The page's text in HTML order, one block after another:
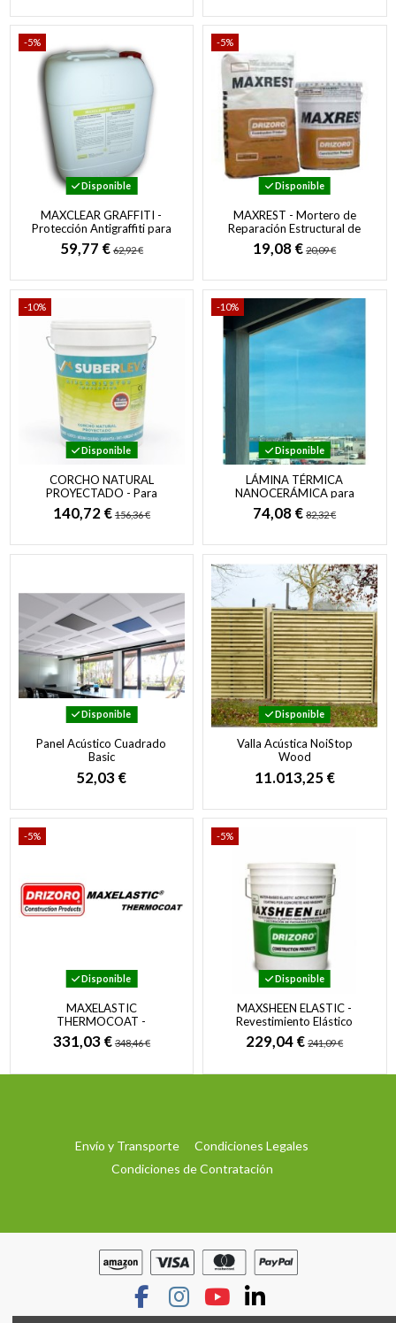
-5%
Disponible
MAXCLEAR GRAFFITI -
Protección Antigraffiti para
Fachadas
59,77 € 62,92 €
-5%
Disponible
MAXREST - Mortero de
Reparación Estructural de
Fraguado Rápido y Sin
Retracción
19,08 €20,09 €
-10%
Disponible
CORCHO NATURAL
PROYECTADO - Para
Cubiertas y Fachadas
140,72 € 156,36 €
-10%
Disponible
LÁMINA TÉRMICA
NANOCERÁMICA para
Aislamiento Térmico de
Ventanas
74,08 €82,32 €
Disponible
Panel Acústico Cuadrado
Basic
52,03 €
Disponible
Valla Acústica NoiStop
Wood
11.013,25 €
-5%
Disponible
MAXELASTIC
THERMOCOAT -
Revestimiento para la
Impermeabilización y el
331,03 € 348,46 €
-5%
Disponible
MAXSHEEN ELASTIC -
Revestimiento Elástico
Impermeabilizante y
protector...
229,04 €241,09 €
Envío y Transporte
Condiciones Legales
Condiciones de Contratación